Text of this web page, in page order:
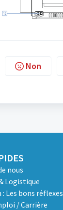
Non
nous
Logistique
Les bons réflexes
/ Carrière